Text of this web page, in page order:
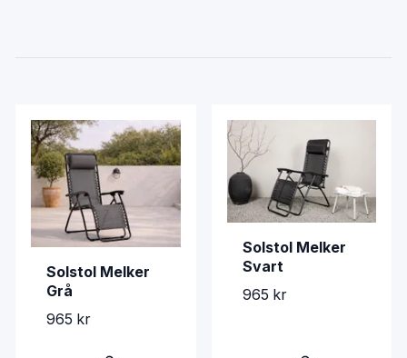
Solstol Melker
Grå
965 kr
Solstol Melker
Svart
965 kr